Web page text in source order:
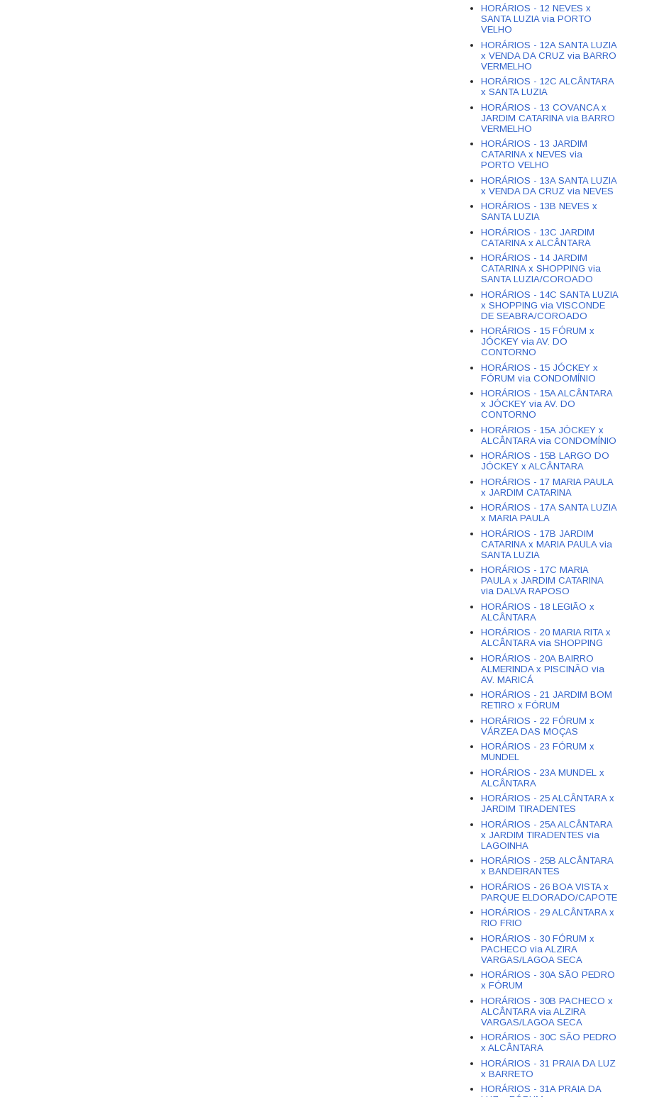
HORÁRIOS - 12 NEVES x
SANTA LUZIA via PORTO
VELHO
HORÁRIOS - 12A SANTA LUZIA
x VENDA DA CRUZ via BARRO
VERMELHO
HORÁRIOS - 12C ALCÂNTARA
x SANTA LUZIA
HORÁRIOS - 13 COVANCA x
JARDIM CATARINA via BARRO
VERMELHO
HORÁRIOS - 13 JARDIM
CATARINA x NEVES via
PORTO VELHO
HORÁRIOS - 13A SANTA LUZIA
x VENDA DA CRUZ via NEVES
HORÁRIOS - 13B NEVES x
SANTA LUZIA
HORÁRIOS - 13C JARDIM
CATARINA x ALCÂNTARA
HORÁRIOS - 14 JARDIM
CATARINA x SHOPPING via
SANTA LUZIA/COROADO
HORÁRIOS - 14C SANTA LUZIA
x SHOPPING via VISCONDE
DE SEABRA/COROADO
HORÁRIOS - 15 FÓRUM x
JÓCKEY via AV. DO
CONTORNO
HORÁRIOS - 15 JÓCKEY x
FÓRUM via CONDOMÍNIO
HORÁRIOS - 15A ALCÂNTARA
x JÓCKEY via AV. DO
CONTORNO
HORÁRIOS - 15A JÓCKEY x
ALCÂNTARA via CONDOMÍNIO
HORÁRIOS - 15B LARGO DO
JÓCKEY x ALCÂNTARA
HORÁRIOS - 17 MARIA PAULA
x JARDIM CATARINA
HORÁRIOS - 17A SANTA LUZIA
x MARIA PAULA
HORÁRIOS - 17B JARDIM
CATARINA x MARIA PAULA via
SANTA LUZIA
HORÁRIOS - 17C MARIA
PAULA x JARDIM CATARINA
via DALVA RAPOSO
HORÁRIOS - 18 LEGIÃO x
ALCÂNTARA
HORÁRIOS - 20 MARIA RITA x
ALCÂNTARA via SHOPPING
HORÁRIOS - 20A BAIRRO
ALMERINDA x PISCINÃO via
AV. MARICÁ
HORÁRIOS - 21 JARDIM BOM
RETIRO x FÓRUM
HORÁRIOS - 22 FÓRUM x
VÁRZEA DAS MOÇAS
HORÁRIOS - 23 FÓRUM x
MUNDEL
HORÁRIOS - 23A MUNDEL x
ALCÂNTARA
HORÁRIOS - 25 ALCÂNTARA x
JARDIM TIRADENTES
HORÁRIOS - 25A ALCÂNTARA
x JARDIM TIRADENTES via
LAGOINHA
HORÁRIOS - 25B ALCÂNTARA
x BANDEIRANTES
HORÁRIOS - 26 BOA VISTA x
PARQUE ELDORADO/CAPOTE
HORÁRIOS - 29 ALCÂNTARA x
RIO FRIO
HORÁRIOS - 30 FÓRUM x
PACHECO via ALZIRA
VARGAS/LAGOA SECA
HORÁRIOS - 30A SÃO PEDRO
x FÓRUM
HORÁRIOS - 30B PACHECO x
ALCÂNTARA via ALZIRA
VARGAS/LAGOA SECA
HORÁRIOS - 30C SÃO PEDRO
x ALCÂNTARA
HORÁRIOS - 31 PRAIA DA LUZ
x BARRETO
HORÁRIOS - 31A PRAIA DA